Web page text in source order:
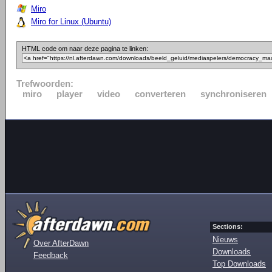
Miro
Miro for Linux (Ubuntu)
HTML code om naar deze pagina te linken:
Trefwoorden:
miro
player video converteren synchroniseren
Over AfterDawn
Feedback
Sections:
Nieuws
Downloads
Top Downloads